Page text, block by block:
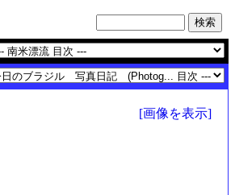
[画像を表示]